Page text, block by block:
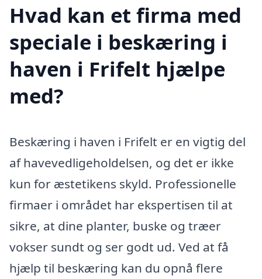
Hvad kan et firma med
speciale i beskæring i
haven i Frifelt hjælpe
med?
Beskæring i haven i Frifelt er en vigtig del
af havevedligeholdelsen, og det er ikke
kun for æstetikens skyld. Professionelle
firmaer i området har ekspertisen til at
sikre, at dine planter, buske og træer
vokser sundt og ser godt ud. Ved at få
hjælp til beskæring kan du opnå flere